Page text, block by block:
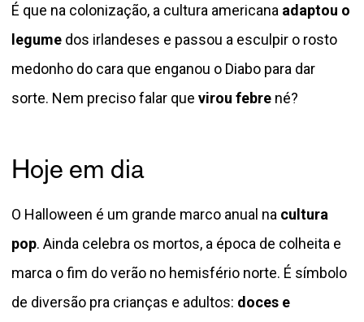
É que na colonização, a cultura americana adaptou o
legume dos irlandeses e passou a esculpir o rosto
medonho do cara que enganou o Diabo para dar
sorte. Nem preciso falar que virou febre né?
Hoje em dia
O Halloween é um grande marco anual na cultura
pop. Ainda celebra os mortos, a época de colheita e
marca o fim do verão no hemisfério norte. É símbolo
de diversão pra crianças e adultos: doces e